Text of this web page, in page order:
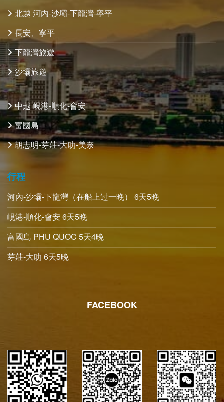
北越 河內-沙壩-下龍灣-寧平
長安、寧平
下龍灣旅遊
沙壩旅遊
中越 峴港-順化-會安
富國島
胡志明-芽莊-大叻-美奈
行程
河內-沙壩-下龍灣（在船上过一晚） 6天5晚
峴港-順化-會安 6天5晚
富國島 PHU QUOC 5天4晚
芽莊-大叻 6天5晚
FACEBOOK